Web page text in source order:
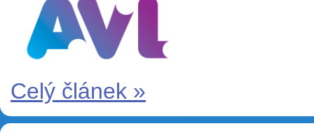
Celý článek »